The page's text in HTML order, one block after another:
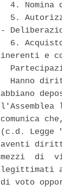
4. Nomina
5.
-
6.
inerenti e
Hanno
abbiano
comunica
(c.d.
aventi
mezzi  di
legittimati
di voto